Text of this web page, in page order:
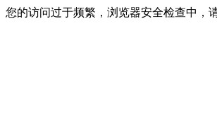
您的访问过于频繁，浏览器安全检查中，